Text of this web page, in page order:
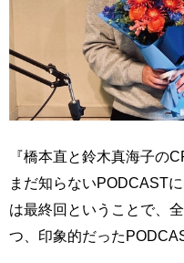
『橋本直と鈴木真海子の
まだ知らないPODCAST
は最終回ということで、
つ、印象的だった